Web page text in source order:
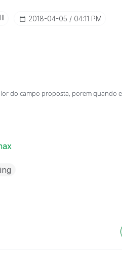
‎2018-04-05 04:11 PM
do campo proposta, porem quando